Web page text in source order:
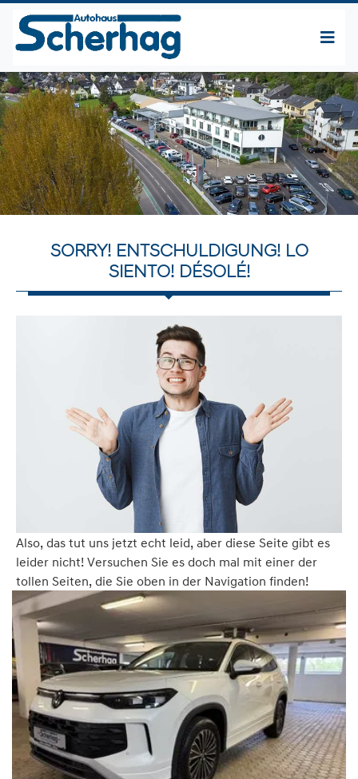
SORRY! ENTSCHULDIGUNG! LO
SIENTO! DÉSOLÉ!
Also, das tut uns jetzt echt leid, aber diese Seite gibt es
leider nicht! Versuchen Sie es doch mal mit einer der
tollen Seiten, die Sie oben in der Navigation finden!